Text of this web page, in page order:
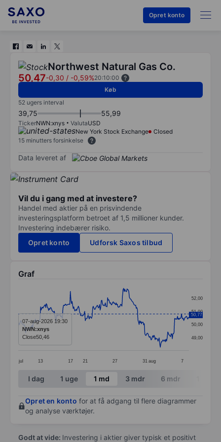
Opret konto
Northwest Natural Gas Co.
50,47-0,30 / -0,59%20:10:00
Køb
52 ugers interval
39,75 55,99
TickerNWN:xnys ValutaUSD
New York Stock Exchange
Closed
15 minutters forsinkelse
Data leveret af
Vil du i gang med at investere?
Handel med aktier på en prisvindende
investeringsplatform betroet af 1,5 millioner kunder.
Investering indebærer risiko.
Opret konto
Udforsk Saxos tilbud
Graf
Line chart with 299 data points.
The chart has 1 X axis displaying categories.
The chart has 1 Y axis displaying values. Data
jul 13 17 21 27 31 aug 7
49,00
50,00
51,00
52,00
50,77
07-aug-2026 19:30
NWN:xnys
Close50,46
End of interactive chart.
I dag 1 uge 1 md 3 mdr 6 mdr
Opret en konto for at få adgang til flere diagrammer
og analyse værktøjer.
Godt at vide: Investering i aktier giver typisk et positivt